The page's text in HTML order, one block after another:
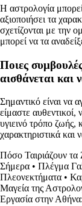
Η αστρολογία
αξιοποιήσει τα
σχετίζονται με την
μπορεί να τα
Ποιες
αισθάνεται και
Σημαντικό είναι να
είμαστε
υγιεινό τρόπο ζωής,
χαρακτηριστικά και
Πόσο Ταιριάζουν τα
Σήμερα • Πλέγμα
Πλεονεκτήματα •
Μαγεία της
Εργασία στην